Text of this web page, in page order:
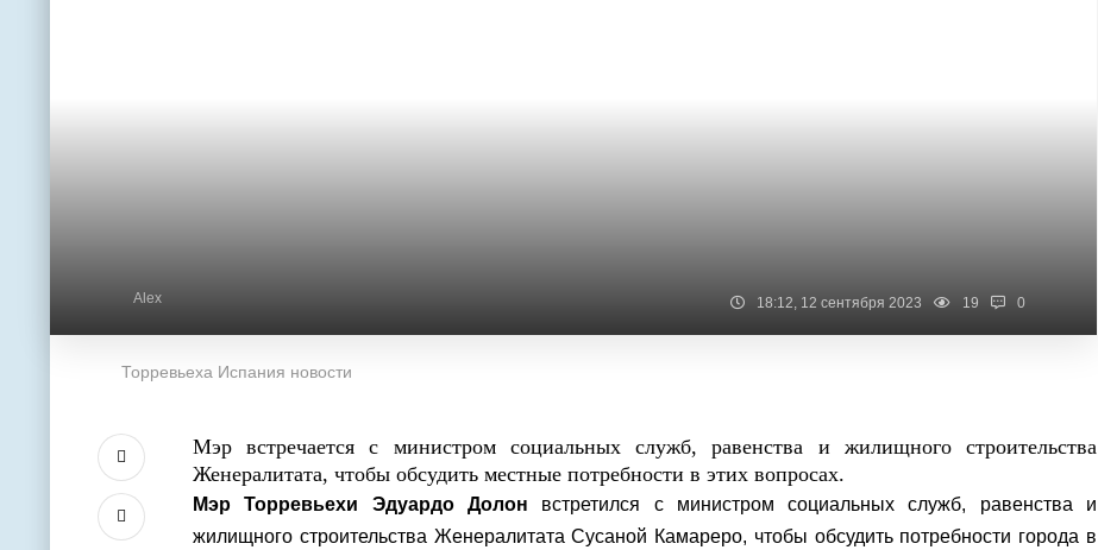
Alex 18:12, 12 сентября 2023 19 0
Торревьеха Испания новости
Мэр встречается с министром социальных служб, равенства и жилищного строительства
Женералитата, чтобы обсудить местные потребности в этих вопросах.
Мэр Торревьехи Эдуардо Долон встретился с министром социальных служб, равенства и
жилищного строительства Женералитата Сусаной Камареро, чтобы обсудить потребности города в